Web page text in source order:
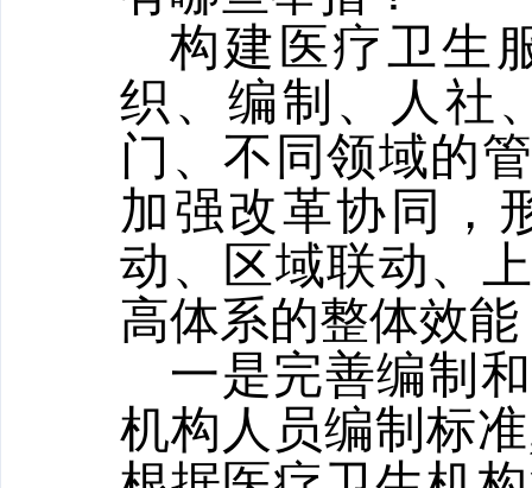
构建医疗卫生
织、编制、人社
门、不同领域的
加强改革协同，
动、区域联动、
高体系的整体效
一是完善编制
机构人员编制标